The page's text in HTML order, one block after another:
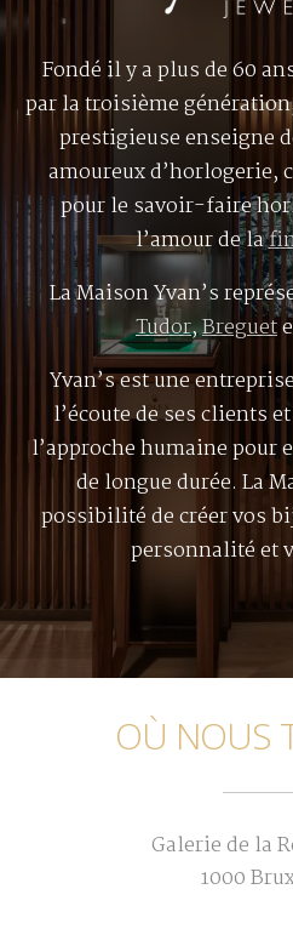
Fondé il y a plus de 60
par la troisième
prestigieuse enseigne
amoureux d’horlogerie,
pour le savoir-faire
l’amour de la
La Maison Yvan’s
Tudor,Breguet
Yvan’s est une
l’écoute de ses clients
l’approche humaine pour
de longue durée. La
possibilité de créer vos
personnalité et
OÙ NOUS
Galerie de la
1000